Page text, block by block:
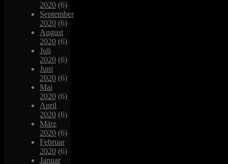
2020 (6)
September
2020 (6)
August
2020 (6)
Juli
2020 (6)
Juni
2020 (6)
Mai
2020 (6)
April
2020 (6)
März
2020 (6)
Februar
2020 (6)
Januar